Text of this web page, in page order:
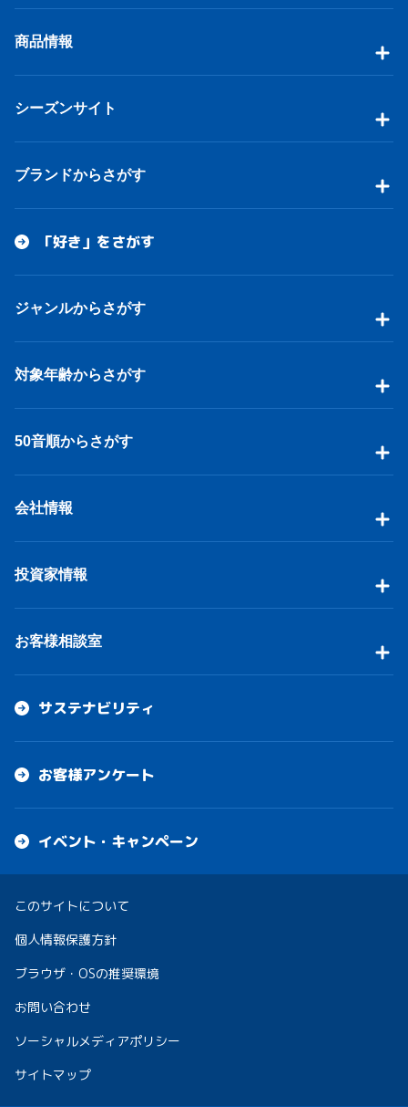
商品情報
シーズンサイト
ブランドからさがす
「好き」をさがす
ジャンルからさがす
対象年齢からさがす
50音順からさがす
会社情報
投資家情報
お客様相談室
サステナビリティ
お客様アンケート
イベント・キャンペーン
このサイトについて
個人情報保護方針
ブラウザ・OSの推奨環境
お問い合わせ
ソーシャルメディアポリシー
サイトマップ